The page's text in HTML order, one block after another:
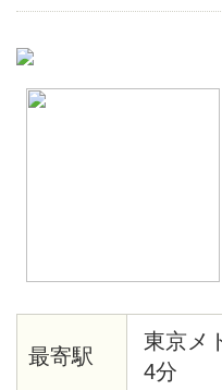
出し
最寄駅
東京メ
4分